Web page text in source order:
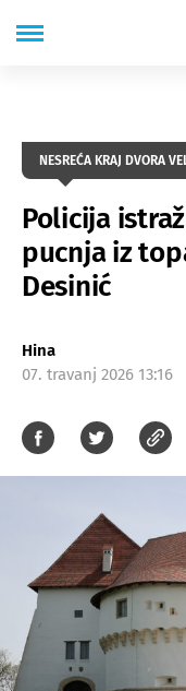
NESREĆA KRAJ DVORA
Policija
pucnja iz
Desinić
Hina
07. travanj 2026 13:16